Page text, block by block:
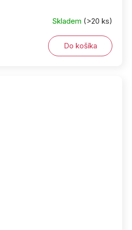
Skladem (>20 ks)
Do košíka